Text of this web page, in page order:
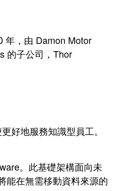
年，由 Damon Motor
的子公司，Thor
好地服務知識型員工。
。此基礎架構面向未
能在無需移動資料來源的